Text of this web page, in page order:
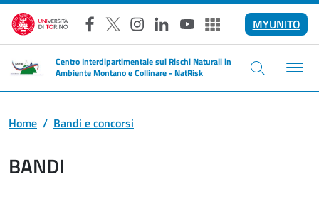
Skip to main content
Facebook
X Instagram
LinkedInYouTubeAltri social
MYUNITO
Centro Interdipartimentale sui Rischi Naturali in
Ambiente Montano e Collinare - NatRisk
Home Bandi e concorsi
BANDI